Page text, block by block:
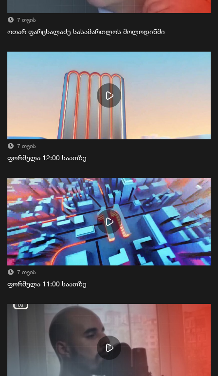
7 თვის
ოთარ ფარცხალაძე სასამართლოს მოლოდინში
7 თვის
ფორმულა 12:00 საათზე
7 თვის
ფორმულა 11:00 საათზე